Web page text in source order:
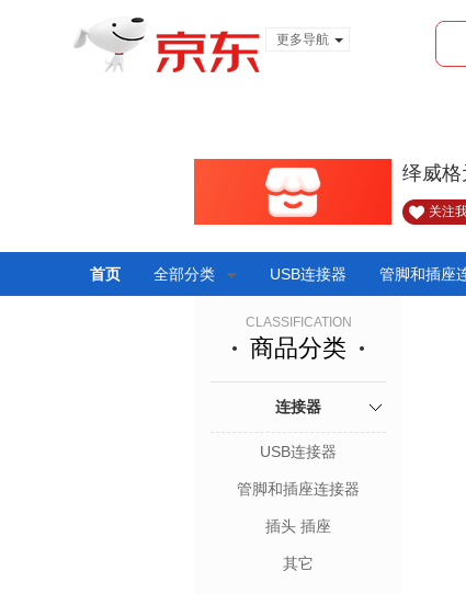
更多导航
绎威
关注
首页 全部分类 USB连接器 管脚和插座
CLASSIFICATION
商品分类
连接器
USB连接器
管脚和插座连接器
插头 插座
其它